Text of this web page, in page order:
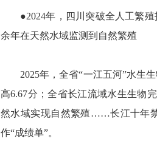
●2024年，四川突破全人工繁
余年在天然水域监测到自然繁殖
2025年，全省“一江五河”水生
高6.67分；全省长江流域水生生物
然水域实现自然繁殖……长江十年
作“成绩单”。